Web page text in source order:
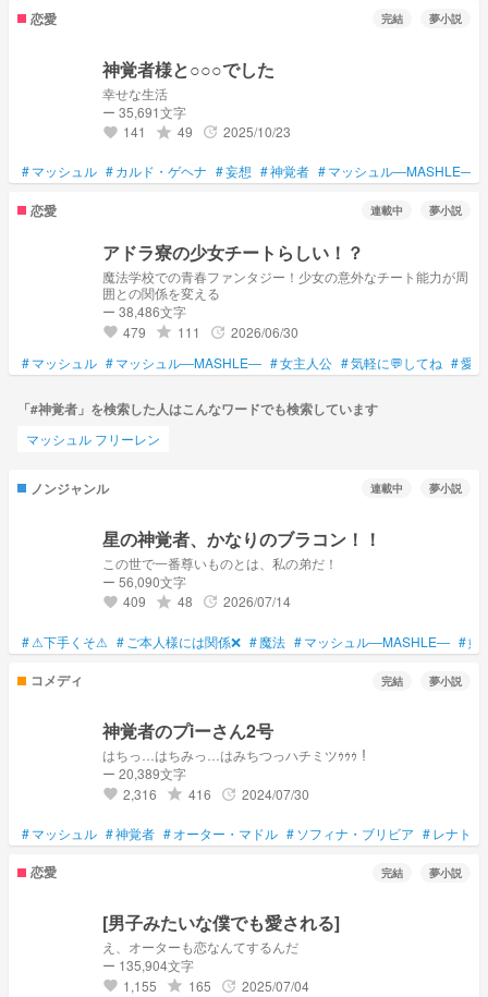
恋愛 完結 夢小説
神覚者様と○○○でした
幸せな生活
ー 35,691文字
favorite 141 grade 49 update 2025/10/23
#マッシュル #カルド・ゲヘナ #妄想 #神覚者 #マッシュル―MASHLE―
恋愛 連載中 夢小説
アドラ寮の少女チートらしい！？
魔法学校での青春ファンタジー！少女の意外なチート能力が周
囲との関係を変える
ー 38,486文字
favorite 479 grade 111 update 2026/06/30
#マッシュル #マッシュル―MASHLE― #女主人公 #気軽に💬してね #愛
「#神覚者」を検索した人はこんなワードでも検索しています
マッシュル フリーレン
ノンジャンル 連載中 夢小説
星の神覚者、かなりのブラコン！！
この世で一番尊いものとは、私の弟だ！
ー 56,090文字
favorite 409 grade 48 update 2026/07/14
#⚠下手くそ⚠ # ご本人様には関係❌ #魔法 #マッシュル―MASHLE― #姉
コメディ 完結 夢小説
神覚者のプiーさん2号
はちっ…はちみっ…はみちつっハチミツｩｩｩ！
ー 20,389文字
favorite 2,316 grade 416 update 2024/07/30
#マッシュル #神覚者 #オーター・マドル #ソフィナ・ブリビア #レナト
恋愛 完結 夢小説
[男子みたいな僕でも愛される]
え、オーターも恋なんてするんだ
ー 135,904文字
favorite 1,155 grade 165 update 2025/07/04